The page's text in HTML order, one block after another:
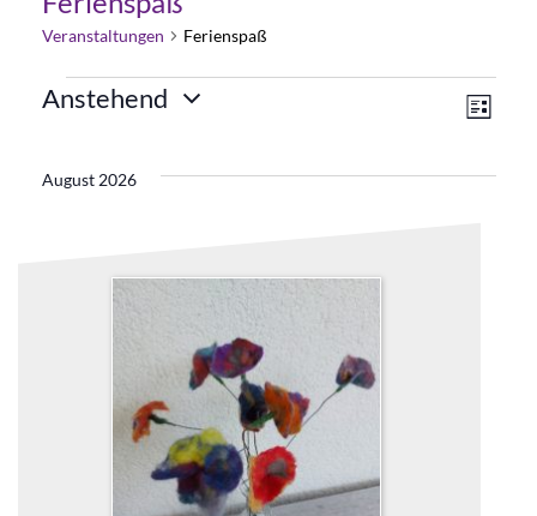
Veranstaltungen Ferienspaß
Veranstaltungen Liste
Anstehend
August 2026